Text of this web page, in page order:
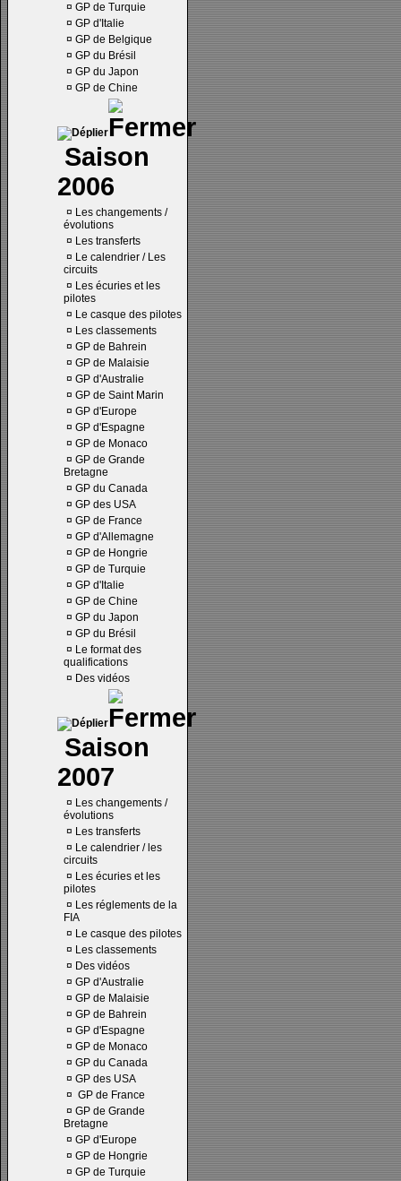
¤ GP de Turquie
¤ GP d'Italie
¤ GP de Belgique
¤ GP du Brésil
¤ GP du Japon
¤ GP de Chine
Saison
2006
¤ Les changements /
évolutions
¤ Les transferts
¤ Le calendrier / Les
circuits
¤ Les écuries et les
pilotes
¤ Le casque des pilotes
¤ Les classements
¤ GP de Bahrein
¤ GP de Malaisie
¤ GP d'Australie
¤ GP de Saint Marin
¤ GP d'Europe
¤ GP d'Espagne
¤ GP de Monaco
¤ GP de Grande
Bretagne
¤ GP du Canada
¤ GP des USA
¤ GP de France
¤ GP d'Allemagne
¤ GP de Hongrie
¤ GP de Turquie
¤ GP d'Italie
¤ GP de Chine
¤ GP du Japon
¤ GP du Brésil
¤ Le format des
qualifications
¤ Des vidéos
Saison
2007
¤ Les changements /
évolutions
¤ Les transferts
¤ Le calendrier / les
circuits
¤ Les écuries et les
pilotes
¤ Les réglements de la
FIA
¤ Le casque des pilotes
¤ Les classements
¤ Des vidéos
¤ GP d'Australie
¤ GP de Malaisie
¤ GP de Bahrein
¤ GP d'Espagne
¤ GP de Monaco
¤ GP du Canada
¤ GP des USA
¤ GP de France
¤ GP de Grande
Bretagne
¤ GP d'Europe
¤ GP de Hongrie
¤ GP de Turquie